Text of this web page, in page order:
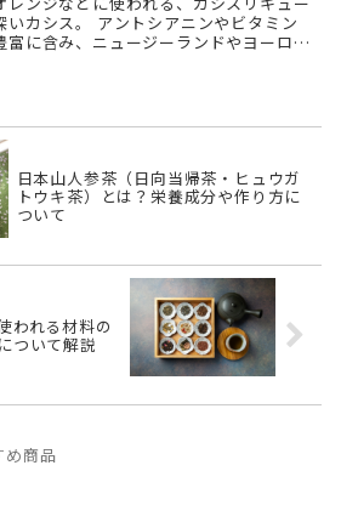
いカシス。 アントシアニンやビタミン
に含み、ニュージーランドやヨーロッ
日本山人参茶（日向当帰茶・ヒュウガ
トウキ茶）とは？栄養成分や作り方に
ついて
われる材料の
ついて解説
め商品